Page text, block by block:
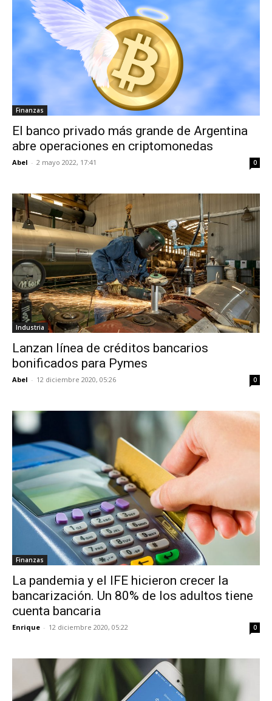
Finanzas
El banco privado más grande de Argentina
abre operaciones en criptomonedas
Abel - 2 mayo 2022, 17:41 0
Industria
Lanzan línea de créditos bancarios
bonificados para Pymes
Abel - 12 diciembre 2020, 05:26 0
Finanzas
La pandemia y el IFE hicieron crecer la
bancarización. Un 80% de los adultos tiene
cuenta bancaria
Enrique - 12 diciembre 2020, 05:22 0